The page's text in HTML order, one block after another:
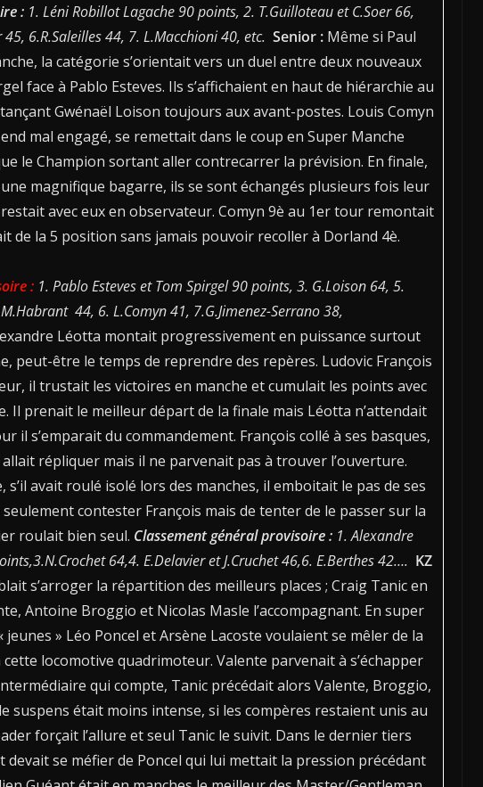
:1. Léni Robillot Lagache 90 points, 2. T.Guilloteau et C.Soer 66,
6.R.Saleilles 44, 7. L.Macchioni 40, etc. Senior : Même si Paul
la catégorie s’orientait vers un duel entre deux nouveaux
face à Pablo Esteves. Ils s’affichaient en haut de hiérarchie au
Gwénaël Loison toujours aux avant-postes. Louis Comyn
mal engagé, se remettait dans le coup en Super Manche
le Champion sortant aller contrecarrer la prévision. En finale,
magnifique bagarre, ils se sont échangés plusieurs fois leur
avec eux en observateur. Comyn 9è au 1er tour remontait
de la 5 position sans jamais pouvoir recoller à Dorland 4è.
:1. Pablo Esteves et Tom Spirgel 90 points, 3. G.Loison 64, 5.
44, 6. L.Comyn 41, 7.G.Jimenez-Serrano 38,
Léotta montait progressivement en puissance surtout
peut-être le temps de reprendre des repères. Ludovic François
il trustait les victoires en manche et cumulait les points avec
Il prenait le meilleur départ de la finale mais Léotta n’attendait
il s’emparait du commandement. François collé à ses basques,
répliquer mais il ne parvenait pas à trouver l’ouverture.
avait roulé isolé lors des manches, il emboitait le pas de ses
contester François mais de tenter de le passer sur la
roulait bien seul. Classement général provisoire : 1. Alexandre
64,4. E.Delavier et J.Cruchet 46,6. E.Berthes 42…. KZ
s’arroger la répartition des meilleurs places ; Craig Tanic en
Antoine Broggio et Nicolas Masle l’accompagnant. En super
» Léo Poncel et Arsène Lacoste voulaient se mêler de la
locomotive quadrimoteur. Valente parvenait à s’échapper
qui compte, Tanic précédait alors Valente, Broggio,
suspens était moins intense, si les compères restaient unis au
forçait l’allure et seul Tanic le suivit. Dans le dernier tiers
se méfier de Poncel qui lui mettait la pression précédant